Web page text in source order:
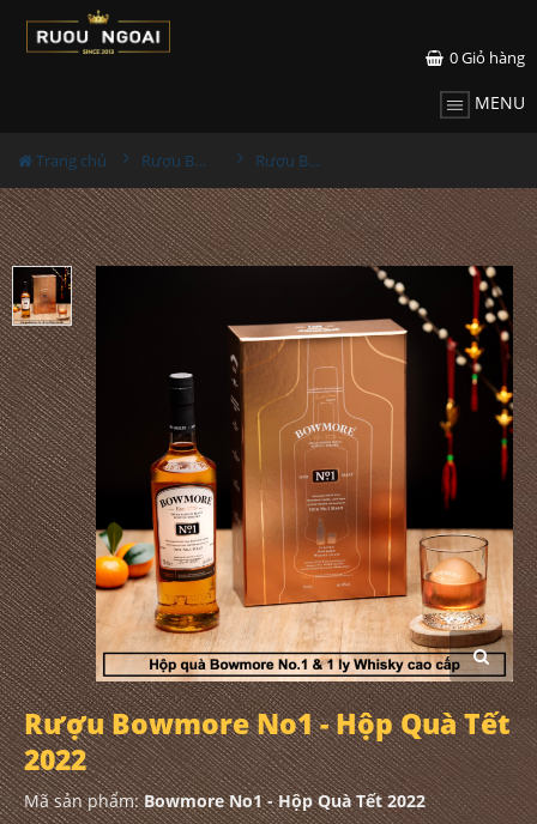
0Giỏ hàng
MENU
Trang chủ Rượu Bowmore Rượu Bowmore No1 - Hộp Quà Tết 2022
Rượu Bowmore No1 - Hộp Quà Tết
2022
Mã sản phẩm:Bowmore No1 - Hộp Quà Tết 2022